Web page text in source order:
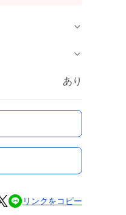
あり
リンクをコピー